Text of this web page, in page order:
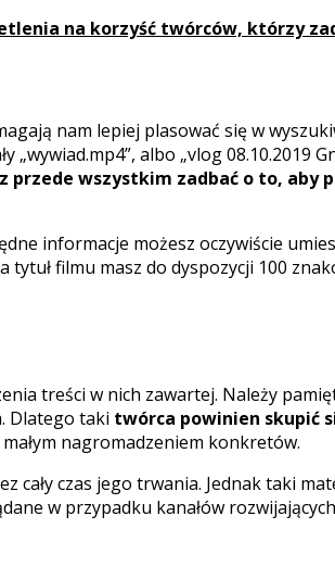
na korzyść twórców, którzy
nam lepiej plasować się w
albo „vlog 08.10.2019
przede wszystkim zadbać o to, aby
informacje możesz oczywiście
filmu masz do dyspozycji 100
treści w nich zawartej. Należy
Dlatego taki twórca powinien skupić
nagromadzeniem konkretów.
czas jego trwania. Jednak taki
w przypadku kanałów